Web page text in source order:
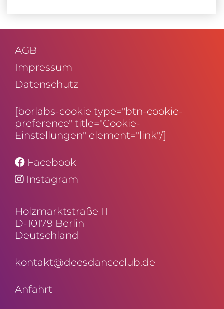
AGB
Impressum
Daten­schutz
[borlabs-cookie type="btn-cookie-
preference" title="Cookie-
Einstellungen" element="link"/]
Facebook
Instagram
Holz­markt­straße 11
D-10179 Berlin
Deutschland
kontakt@deesdanceclub.de
Anfahrt